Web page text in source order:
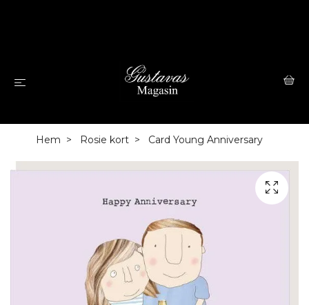
Hem Rosie kort Card Young Anniversary